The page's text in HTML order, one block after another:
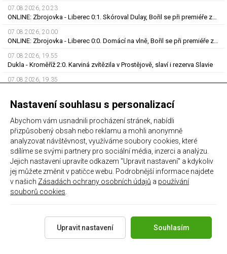
07.08.2026, 20.23
ONLINE: Zbrojovka - Liberec 0:1. Skóroval Dulay, Bořil se při premiéře za Slovan zranil
07.08.2026, 20.00
ONLINE: Zbrojovka - Liberec 0:0. Domácí na vlně, Bořil se při premiéře za Slovan zranil
07.08.2026, 19.55
Dukla - Kroměříž 2:0. Karviná zvítězila v Prostějově, slaví i rezerva Slavie
07.08.2026, 19.35
07.08.2026, 19.34
07.08.2026, 19.14
07.08.2026, 19.10
POSLEDNÍ PŘÍSPĚVKY FÓRA
ZTRÁTY a NÁLEZY
Nastavení souhlasu s personalizací
Abychom vám usnadnili procházení stránek, nabídli
přizpůsobený obsah nebo reklamu a mohli anonymně
analyzovat návštěvnost, využíváme soubory cookies, které
sdílíme se svými partnery pro sociální média, inzerci a analýzu.
Jejich nastavení upravíte odkazem "Upravit nastavení" a kdykoliv
jej můžete změnit v patičce webu. Podrobnější informace najdete
v našich Zásadách ochrany osobních údajů a používání
souborů cookies
Souhlasím
Upravit nastavení